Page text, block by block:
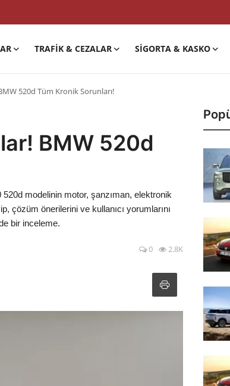
TRAFIK & CEZALAR SIGORTA & KASKO
520d Tüm Kronik Sorunları!
BMW 520d
modelinin motor, şanzıman, elektronik
çözüm önerilerini ve kullanıcı yorumlarını
bir inceleme.
0 2.8K